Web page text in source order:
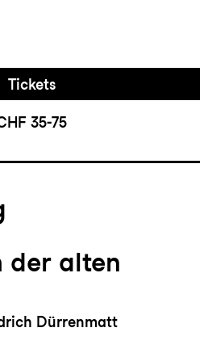
Tickets
35-75
der alten
Dürrenmatt